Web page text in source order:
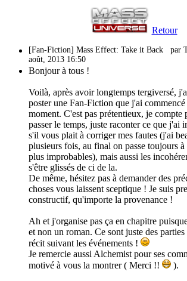
Retour
[Fan-Fiction] Mass Effect: Take it Back par
août, 2013 16:50
Bonjour à tous !
Voilà, après avoir longtemps tergiversé,
poster une Fan-Fiction que j'ai
moment. C'est pas prétentieux, je compte
passer le temps, juste raconter ce que j'ai
s'il vous plait à corriger mes fautes (j'ai
plusieurs fois, au final on passe toujours à
plus improbables), mais aussi les
s'être glissés de ci de la.
De même, hésitez pas à demander des
choses vous laissent sceptique ! Je suis
constructif, qu'importe la provenance !
Ah et j'organise pas ça en chapitre
et non un roman. Ce sont juste des
récit suivant les événements !
Je remercie aussi Alchemist pour ses
motivé à vous la montrer ( Merci !!
).